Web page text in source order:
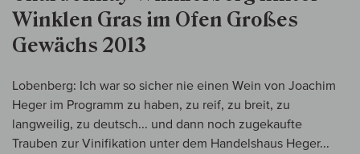
Winklen Gras im Ofen Großes
Gewächs 2013
Lobenberg: Ich war so sicher nie einen Wein von Joachim
Heger im Programm zu haben, zu reif, zu breit, zu
langweilig, zu deutsch... und dann noch zugekaufte
Trauben zur Vinifikation unter dem Handelshaus Heger...